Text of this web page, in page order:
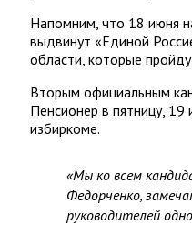
Напомним, что 18 июня
выдвинут «Единой
области, которые
Вторым официальным
Пенсионер в пятницу,
избиркоме.
«Мы ко всем
Федорченко,
руководителей